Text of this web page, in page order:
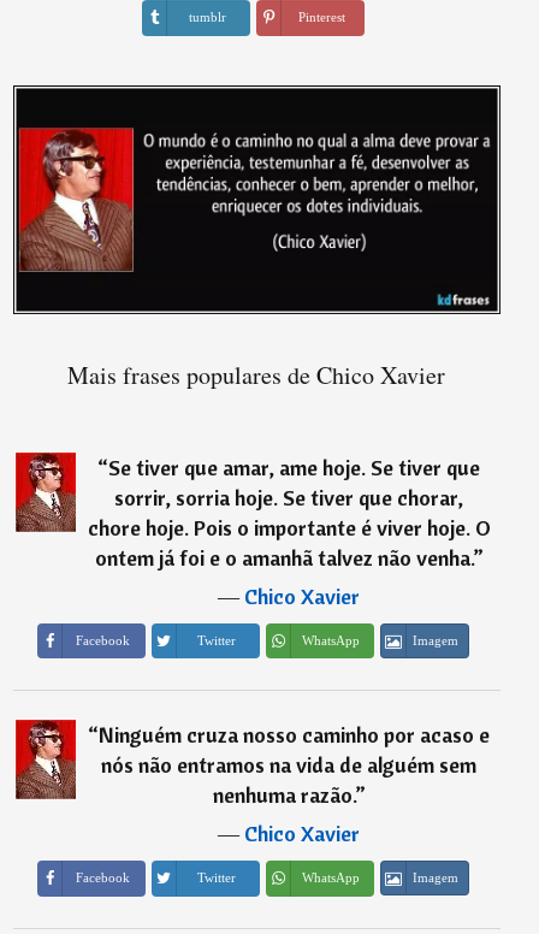
tumblr Pinterest
Mais frases populares de Chico Xavier
“Se tiver que amar, ame hoje. Se tiver que
sorrir, sorria hoje. Se tiver que chorar,
chore hoje. Pois o importante é viver hoje. O
ontem já foi e o amanhã talvez não venha.”
―Chico Xavier
Facebook Twitter WhatsApp Imagem
“Ninguém cruza nosso caminho por acaso e
nós não entramos na vida de alguém sem
nenhuma razão.”
―Chico Xavier
Facebook Twitter WhatsApp Imagem